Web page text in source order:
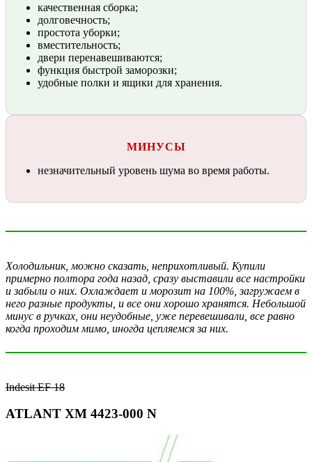
качественная сборка;
долговечность;
простота уборки;
вместительность;
двери перенавешиваются;
функция быстрой заморозки;
удобные полки и ящики для хранения.
МИНУСЫ
незначительный уровень шума во время работы.
Холодильник, можно сказать, неприхотливый. Купили
примерно полтора года назад, сразу выставили все настройки
и забыли о них. Охлаждает и морозит на 100%, загружаем в
него разные продукты, и все они хорошо хранятся. Небольшой
минус в ручках, они неудобные, уже перевешивали, все равно
когда проходим мимо, иногда цепляемся за них.
Indesit EF 18
ATLANT ХМ 4423-000 N